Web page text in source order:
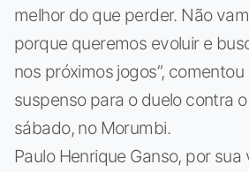
melhor do que perder. Não
porque queremos evoluir e
nos próximos jogos”, comentou
suspenso para o duelo contra
sábado, no Morumbi.
Paulo Henrique Ganso, por sua